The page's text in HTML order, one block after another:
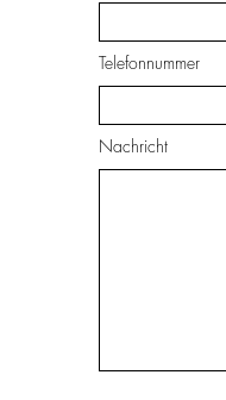
Telefonnummer
Nachricht